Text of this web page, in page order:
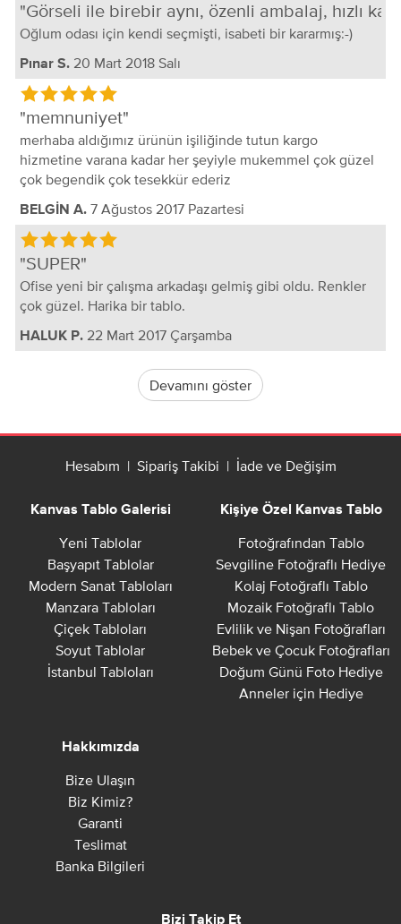
Görseli ile birebir aynı, özenli ambalaj, hızlı
Oğlum odası için kendi seçmişti, isabeti bir kararmış:-)
Pınar S. 20 Mart 2018 Salı
memnuniyet
merhaba aldığımız ürünün işiliğinde tutun kargo
hizmetine varana kadar her şeyiyle mukemmel çok güzel
çok begendik çok tesekkür ederiz
BELGİN A. 7 Ağustos 2017 Pazartesi
SUPER
Ofise yeni bir çalışma arkadaşı gelmiş gibi oldu. Renkler
çok güzel. Harika bir tablo.
HALUK P. 22 Mart 2017 Çarşamba
Devamını göster
Hesabım | Sipariş Takibi | İade ve Değişim
Kanvas Tablo Galerisi
Yeni Tablolar
Başyapıt Tablolar
Modern Sanat Tabloları
Manzara Tabloları
Çiçek Tabloları
Soyut Tablolar
İstanbul Tabloları
Kişiye Özel Kanvas Tablo
Fotoğrafından Tablo
Sevgiline Fotoğraflı Hediye
Kolaj Fotoğraflı Tablo
Mozaik Fotoğraflı Tablo
Evlilik ve Nişan Fotoğrafları
Bebek ve Çocuk Fotoğrafları
Doğum Günü Foto Hediye
Anneler için Hediye
Hakkımızda
Bize Ulaşın
Biz Kimiz?
Garanti
Teslimat
Banka Bilgileri
Bizi Takip Et